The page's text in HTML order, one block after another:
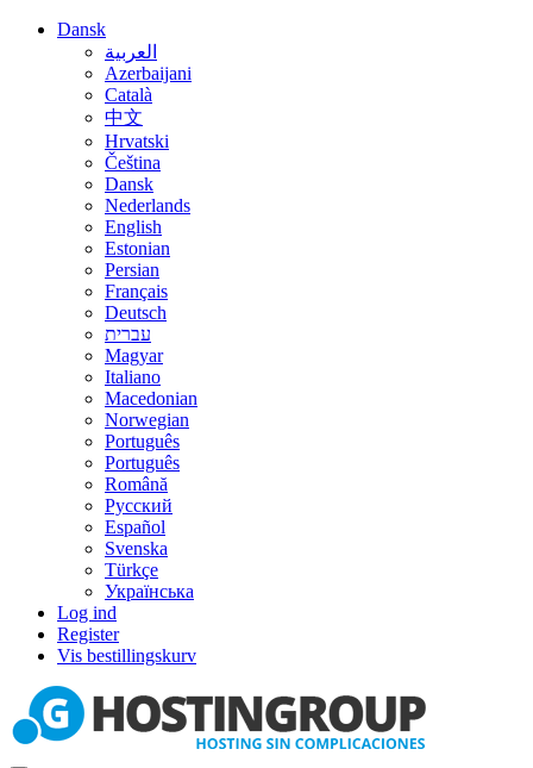
Dansk
العربية
Azerbaijani
Català
中文
Hrvatski
Čeština
Dansk
Nederlands
English
Estonian
Persian
Français
Deutsch
עברית
Magyar
Italiano
Macedonian
Norwegian
Português
Português
Română
Русский
Español
Svenska
Türkçe
Українська
Log ind
Register
Vis bestillingskurv